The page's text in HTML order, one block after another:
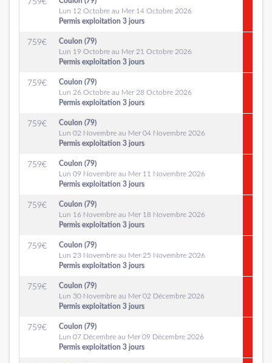
759€
Lun 12 Octobre au Mer 14 Octobre 2026
Permis exploitation 3 jours
759€
Coulon (79)
Lun 19 Octobre au Mer 21 Octobre 2026
Permis exploitation 3 jours
759€
Coulon (79)
Lun 26 Octobre au Mer 28 Octobre 2026
Permis exploitation 3 jours
759€
Coulon (79)
Lun 02 Novembre au Mer 04 Novembre 2026
Permis exploitation 3 jours
759€
Coulon (79)
Lun 09 Novembre au Mer 11 Novembre 2026
Permis exploitation 3 jours
759€
Coulon (79)
Lun 16 Novembre au Mer 18 Novembre 2026
Permis exploitation 3 jours
759€
Coulon (79)
Lun 23 Novembre au Mer 25 Novembre 2026
Permis exploitation 3 jours
759€
Coulon (79)
Lun 30 Novembre au Mer 02 Décembre 2026
Permis exploitation 3 jours
759€
Coulon (79)
Lun 07 Décembre au Mer 09 Décembre 2026
Permis exploitation 3 jours